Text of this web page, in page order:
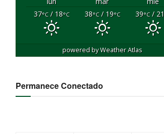
37°C/ 18°C 38°C/ 19°C 39°C/ 21
powered byWeather Atlas
Permanece Conectado